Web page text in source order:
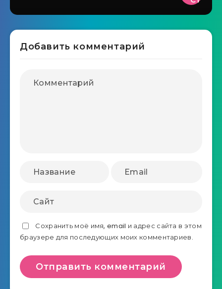
Добавить комментарий
Сохранить моё имя, email и адрес сайта в этом
браузере для последующих моих комментариев.